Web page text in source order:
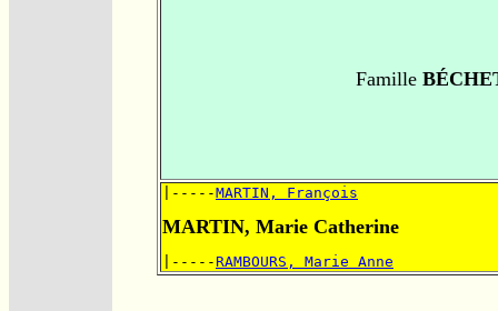
Famille
|-----MARTIN, François
MARTIN, Marie Catherine
|-----RAMBOURS, Marie Anne